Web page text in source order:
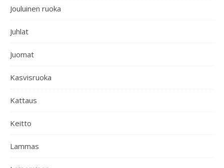
Jouluinen ruoka
Juhlat
Juomat
Kasvisruoka
Kattaus
Keitto
Lammas